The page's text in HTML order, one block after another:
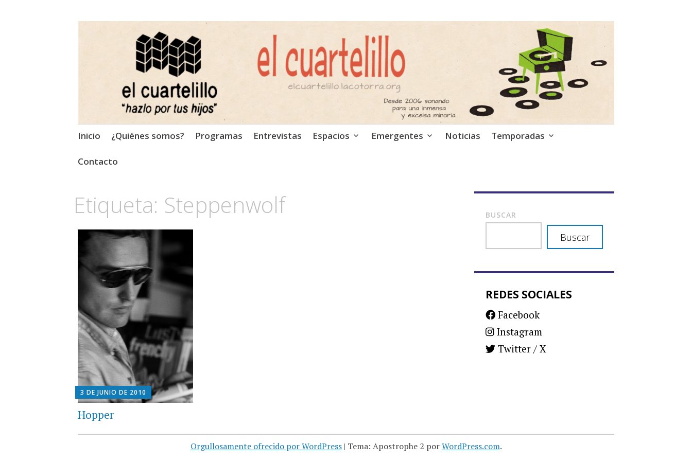
El Cuartelillo
Programa de radio de música independiente. Podcast
Saltar
contenido
Inicio ¿Quiénes somos? Programas Entrevistas Espacios Emergentes Noticias Temporadas
Contacto
Etiqueta: Steppenwolf
3 DE JUNIO DE 2010
Hopper
BUSCAR
Buscar
REDES SOCIALES
Facebook
Instagram
Twitter / X
Orgullosamente ofrecido por WordPress | Tema: Apostrophe 2 porWordPress.com.